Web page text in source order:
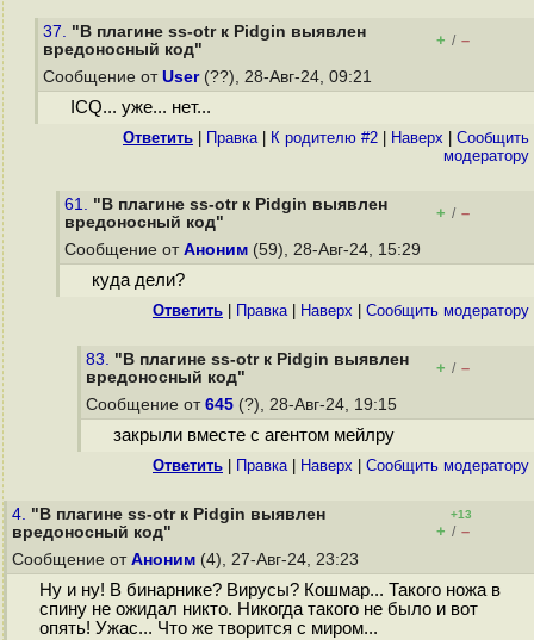
37. "В плагине ss-otr к Pidgin выявлен
вредоносный код"
+ / –
Сообщение от User(??), 28-Авг-24, 09:21
ICQ... уже... нет...
Ответить Правка| К родителю #2 Наверх
Cообщить
модератору
61. "В плагине ss-otr к Pidgin выявлен
вредоносный код"
+ / –
Сообщение от Аноним (59), 28-Авг-24, 15:29
куда дели?
Ответить Правка| Наверх Cообщить модератору
83. "В плагине ss-otr к Pidgin выявлен
вредоносный код"
+ / –
Сообщение от 645 (?), 28-Авг-24, 19:15
закрыли вместе с агентом мейлру
Ответить Правка| Наверх Cообщить модератору
4. "В плагине ss-otr к Pidgin выявлен
вредоносный код"
+13
+ / –
Сообщение от Аноним (4), 27-Авг-24, 23:23
Ну и ну! В бинарнике? Вирусы? Кошмар... Такого ножа в
спину не ожидал никто. Никогда такого не было и вот
опять! Ужас... Что же творится с миром...